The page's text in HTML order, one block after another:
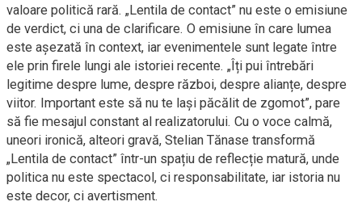
valoare politică rară. „Lentila de contact” nu este o emisiune
de verdict, ci una de clarificare. O emisiune în care lumea
este așezată în context, iar evenimentele sunt legate între
ele prin firele lungi ale istoriei recente. „Îți pui întrebări
legitime despre lume, despre război, despre alianțe, despre
viitor. Important este să nu te lași păcălit de zgomot”, pare
să fie mesajul constant al realizatorului. Cu o voce calmă,
uneori ironică, alteori gravă, Stelian Tănase transformă
„Lentila de contact” într-un spațiu de reflecție matură, unde
politica nu este spectacol, ci responsabilitate, iar istoria nu
este decor, ci avertisment.